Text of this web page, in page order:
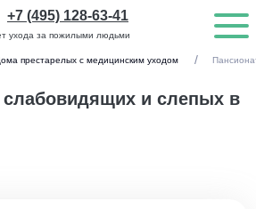
ухода за пожилыми людьми
+7 (495) 128-63-41
престарелых с медицинским уходом
слабовидящих и слепых в